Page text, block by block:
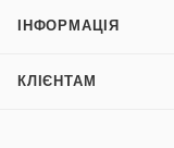
ІНФОРМАЦІЯ
КЛІЄНТАМ